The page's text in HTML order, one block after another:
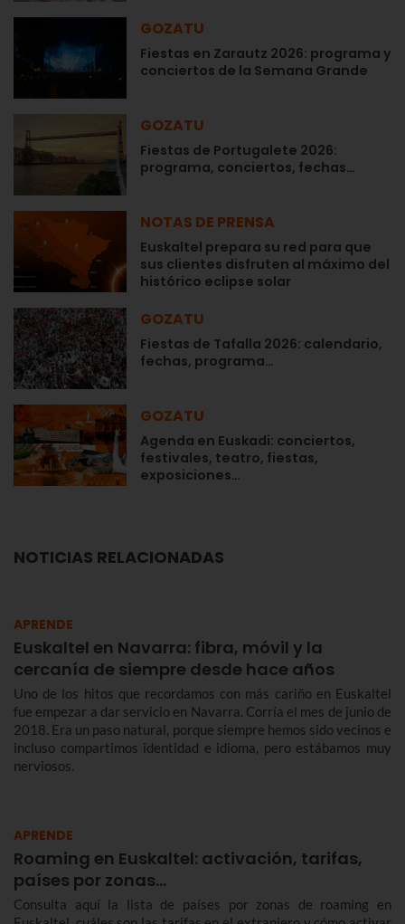
GOZATU
Fiestas en Zarautz 2026: programa y
conciertos de la Semana Grande
GOZATU
Fiestas de Portugalete 2026:
programa, conciertos, fechas…
NOTAS DE PRENSA
Euskaltel prepara su red para que
sus clientes disfruten al máximo del
histórico eclipse solar
GOZATU
Fiestas de Tafalla 2026: calendario,
fechas, programa…
GOZATU
Agenda en Euskadi: conciertos,
festivales, teatro, fiestas,
exposiciones…
NOTICIAS RELACIONADAS
APRENDE
Euskaltel en Navarra: fibra, móvil y la
cercanía de siempre desde hace años
Uno de los hitos que recordamos con más cariño en Euskaltel
fue empezar a dar servicio en Navarra. Corría el mes de junio de
2018. Era un paso natural, porque siempre hemos sido vecinos e
incluso compartimos identidad e idioma, pero estábamos muy
nerviosos.
APRENDE
Roaming en Euskaltel: activación, tarifas,
países por zonas…
Consulta aquí la lista de países por zonas de roaming en